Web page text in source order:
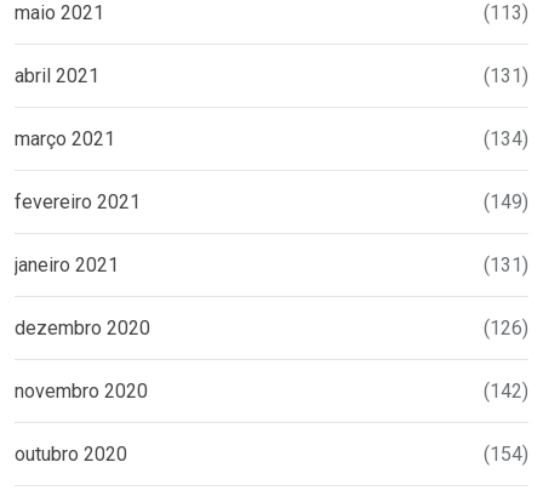
maio 2021 (113)
abril 2021 (131)
março 2021 (134)
fevereiro 2021 (149)
janeiro 2021 (131)
dezembro 2020 (126)
novembro 2020 (142)
outubro 2020 (154)